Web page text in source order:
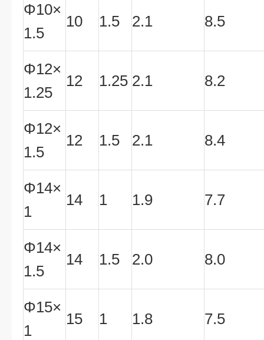
Φ10×
1.5
10 1.5 2.1 8.5
Φ12×
1.25
12 1.25 2.1 8.2
Φ12×
1.5
12 1.5 2.1 8.4
Φ14×
1
14 1 1.9 7.7
Φ14×
1.5
14 1.5 2.0 8.0
Φ15×
1
15 1 1.8 7.5